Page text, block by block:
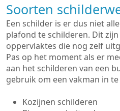
Soorten
Een schilder is er dus niet
plafond te schilderen. Dit
oppervlaktes die nog zelf
Pas op het moment als er
aan het schilderen van een
gebruik om een vakman in te
Kozijnen schilderen